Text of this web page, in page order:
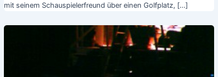
mit seinem Schauspielerfreund über einen Golfplatz, […]